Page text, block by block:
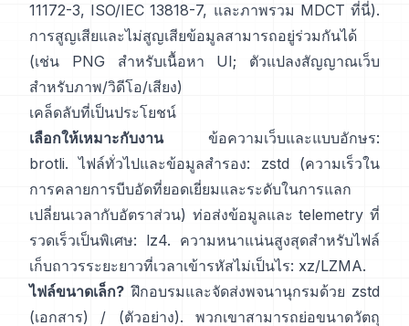
11172-3, ISO/IEC 13818-7, และภาพรวม MDCT ที่นี่).
การสูญเสียและไม่สูญเสียข้อมูลสามารถอยู่ร่วมกันได้
(เช่น PNG สำหรับเนื้อหา UI; ตัวแปลงสัญญาณเว็บ
สำหรับภาพ/วิดีโอ/เสียง)
เคล็ดลับที่เป็นประโยชน์
เลือกให้เหมาะกับงานข้อความเว็บและแบบอักษร:
brotli. ไฟล์ทั่วไปและข้อมูลสำรอง: zstd
(ความเร็วใน
การคลายการบีบอัดที่ยอดเยี่ยมและระดับในการแลก
เปลี่ยนเวลากับอัตราส่วน) ท่อส่งข้อมูลและ telemetry ที่
รวดเร็วเป็นพิเศษ: lz4. ความหนาแน่นสูงสุดสำหรับไฟล์
เก็บถาวรระยะยาวที่เวลาเข้ารหัสไม่เป็นไร: xz/LZMA.
ไฟล์ขนาดเล็ก? ฝึกอบรมและจัดส่งพจนานุกรมด้วย zstd
(เอกสาร)
/ (ตัวอย่าง). พวกเขาสามารถย่อขนาดวัตถุ